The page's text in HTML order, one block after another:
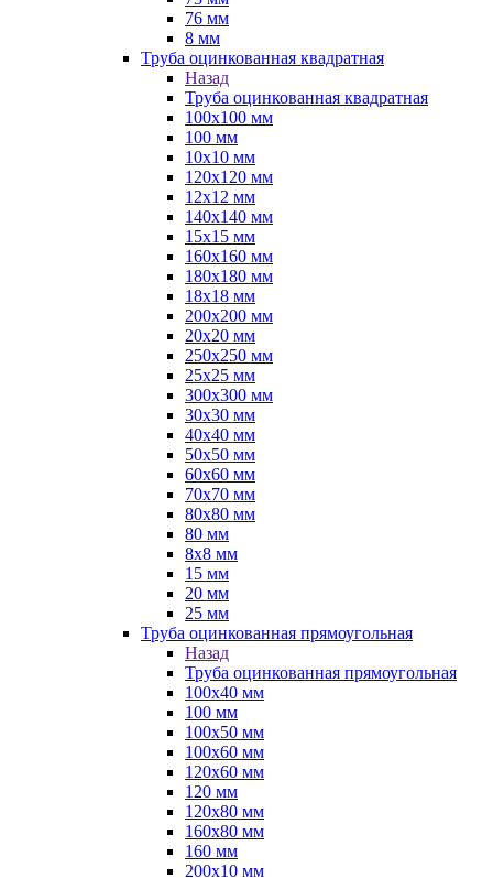
76 мм
8 мм
Труба оцинкованная квадратная
Назад
Труба оцинкованная квадратная
100х100 мм
100 мм
10х10 мм
120х120 мм
12х12 мм
140х140 мм
15х15 мм
160х160 мм
180х180 мм
18х18 мм
200х200 мм
20х20 мм
250х250 мм
25х25 мм
300х300 мм
30х30 мм
40х40 мм
50х50 мм
60х60 мм
70х70 мм
80х80 мм
80 мм
8х8 мм
15 мм
20 мм
25 мм
Труба оцинкованная прямоугольная
Назад
Труба оцинкованная прямоугольная
100х40 мм
100 мм
100х50 мм
100х60 мм
120х60 мм
120 мм
120х80 мм
160х80 мм
160 мм
200х10 мм